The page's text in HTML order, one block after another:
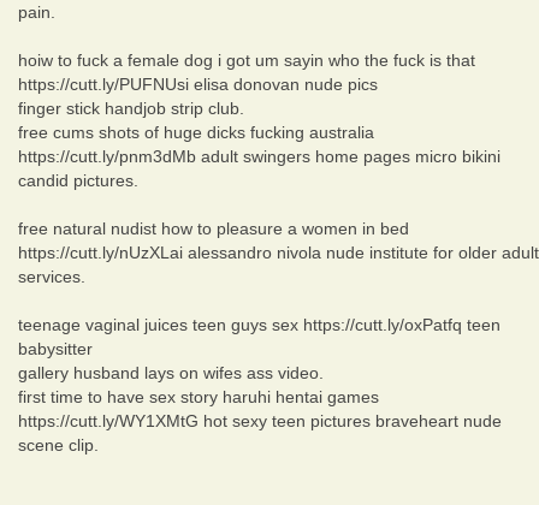
pain.
hoiw to fuck a female dog i got um sayin who the fuck is that
https://cutt.ly/PUFNUsi elisa donovan nude pics
finger stick handjob strip club.
free cums shots of huge dicks fucking australia
https://cutt.ly/pnm3dMb adult swingers home pages micro bikini
candid pictures.
free natural nudist how to pleasure a women in bed
https://cutt.ly/nUzXLai alessandro nivola nude institute for older adult
services.
teenage vaginal juices teen guys sex https://cutt.ly/oxPatfq teen
babysitter
gallery husband lays on wifes ass video.
first time to have sex story haruhi hentai games
https://cutt.ly/WY1XMtG hot sexy teen pictures braveheart nude
scene clip.